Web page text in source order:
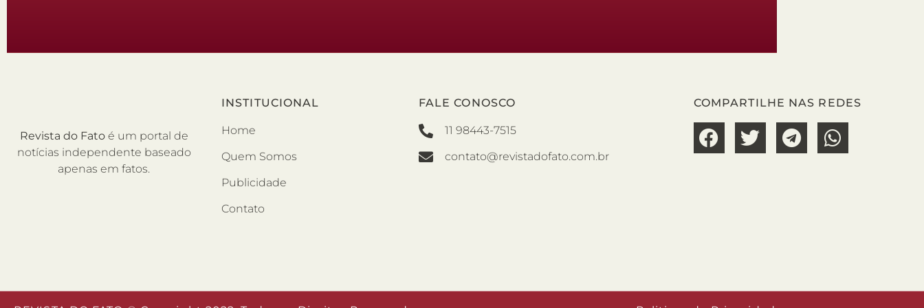
Revista do Fato é um portal de
notícias independente baseado
apenas em fatos.
INSTITUCIONAL
Home
Quem Somos
Publicidade
Contato
FALE CONOSCO
11 98443-7515
contato@revistadofato.com.br
COMPARTILHE NAS REDES